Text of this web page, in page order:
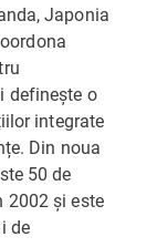
Japonia
definește o
integrate
Din noua
50 de
2002 și este
de